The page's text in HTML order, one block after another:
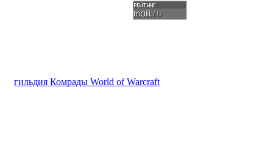
гильдия Комрады World of Warcraft